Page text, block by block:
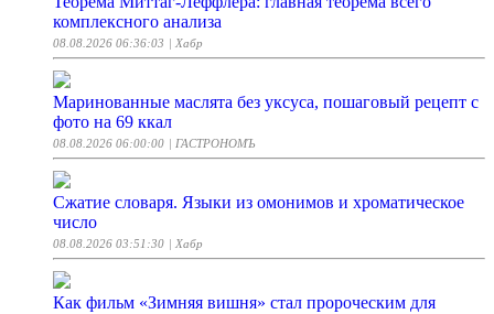
комплексного анализа
08.08.2026 06:36:03 | Хабр
Маринованные маслята без уксуса, пошаговый рецепт с
фото на 69 ккал
08.08.2026 06:00:00 | ГАСТРОНОМЪ
Сжатие словаря. Языки из омонимов и хроматическое
число
08.08.2026 03:51:30 | Хабр
Как фильм «Зимняя вишня» стал пророческим для